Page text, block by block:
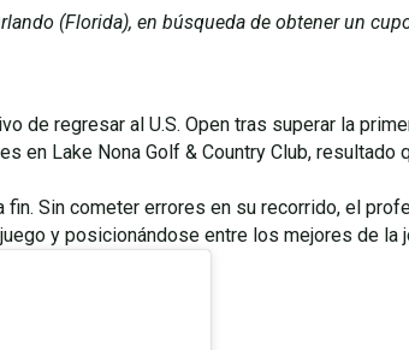
(Florida), en búsqueda de obtener un
de regresar al U.S. Open tras superar la
en Lake Nona Golf & Country Club,
Sin cometer errores en su recorrido, el
y posicionándose entre los mejores de la